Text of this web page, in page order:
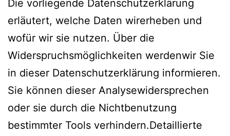
Die vorliegende Datenschutzerklärung
erläutert, welche Daten wirerheben und
wofür wir sie nutzen. Über die
Widerspruchsmöglichkeiten werdenwir Sie
in dieser Datenschutzerklärung informieren.
Sie können dieser Analysewidersprechen
oder sie durch die Nichtbenutzung
bestimmter Tools verhindern.Detaillierte